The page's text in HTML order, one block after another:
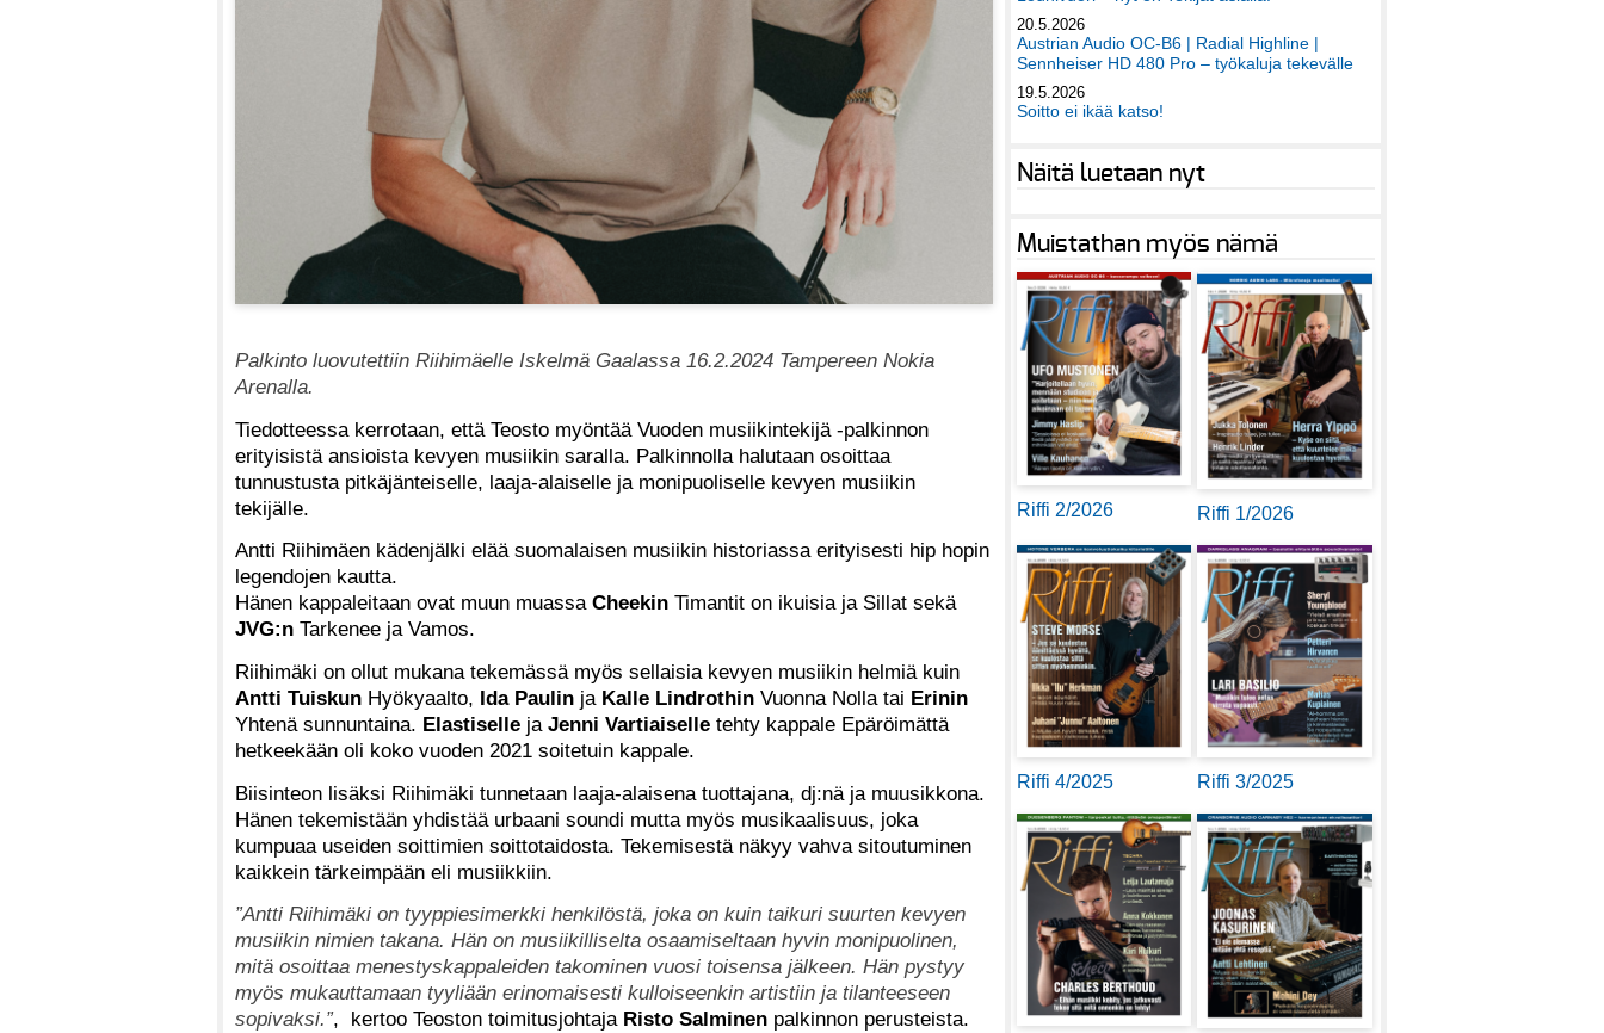
Palkinto luovutettiin Riihimäelle Iskelmä Gaalassa 16.2.2024 Tampereen Nokia
Arenalla.
Tiedotteessa kerrotaan, että Teosto myöntää Vuoden musiikintekijä -palkinnon
erityisistä ansioista kevyen musiikin saralla. Palkinnolla halutaan osoittaa
tunnustusta pitkäjänteiselle, laaja-alaiselle ja monipuoliselle kevyen musiikin
tekijälle.
Antti Riihimäen kädenjälki elää suomalaisen musiikin historiassa erityisesti hip hopin
legendojen kautta.
Hänen kappaleitaan ovat muun muassa Cheekin Timantit on ikuisia ja Sillat sekä
JVG:n Tarkenee ja Vamos.
Riihimäki on ollut mukana tekemässä myös sellaisia kevyen musiikin helmiä kuin
Antti Tuiskun Hyökyaalto, Ida Paulin ja Kalle Lindrothin Vuonna Nolla tai Erinin
Yhtenä sunnuntaina. Elastiselle ja Jenni Vartiaiselle tehty kappale Epäröimättä
hetkeekään oli koko vuoden 2021 soitetuin kappale.
Biisinteon lisäksi Riihimäki tunnetaan laaja-alaisena tuottajana, dj:nä ja muusikkona.
Hänen tekemistään yhdistää urbaani soundi mutta myös musikaalisuus, joka
kumpuaa useiden soittimien soittotaidosta. Tekemisestä näkyy vahva sitoutuminen
kaikkein tärkeimpään eli musiikkiin.
”Antti Riihimäki on tyyppiesimerkki henkilöstä, joka on kuin taikuri suurten kevyen
musiikin nimien takana. Hän on musiikilliselta osaamiseltaan hyvin monipuolinen,
mitä osoittaa menestyskappaleiden takominen vuosi toisensa jälkeen. Hän pystyy
myös mukauttamaan tyyliään erinomaisesti kulloiseenkin artistiin ja tilanteeseen
sopivaksi.”, kertoo Teoston toimitusjohtaja Risto Salminen palkinnon perusteista.
20.5.2026
Austrian Audio OC-B6 | Radial Highline |
Sennheiser HD 480 Pro – työkaluja tekevälle
19.5.2026
Soitto ei ikää katso!
Näitä luetaan nyt
Muistathan myös nämä
Riffi 2/2026 Riffi 1/2026
Riffi 4/2025 Riffi 3/2025